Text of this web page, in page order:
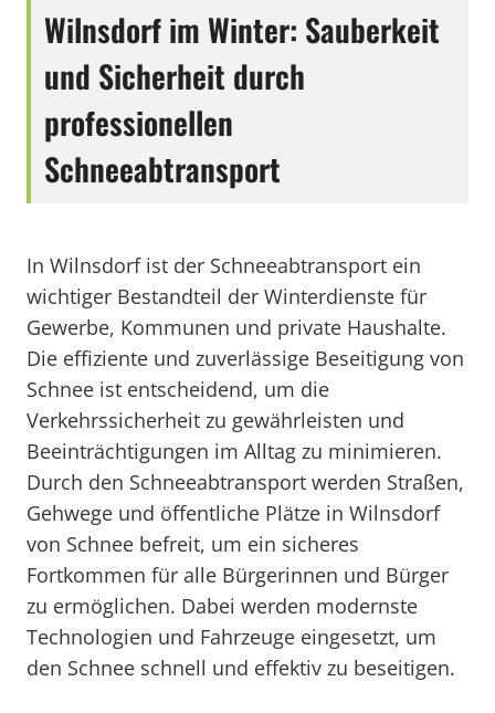
Wilnsdorf im Winter: Sauberkeit
und Sicherheit durch
professionellen
Schneeabtransport
In Wilnsdorf ist der Schneeabtransport ein
wichtiger Bestandteil der Winterdienste für
Gewerbe, Kommunen und private Haushalte.
Die effiziente und zuverlässige Beseitigung von
Schnee ist entscheidend, um die
Verkehrssicherheit zu gewährleisten und
Beeinträchtigungen im Alltag zu minimieren.
Durch den Schneeabtransport werden Straßen,
Gehwege und öffentliche Plätze in Wilnsdorf
von Schnee befreit, um ein sicheres
Fortkommen für alle Bürgerinnen und Bürger
zu ermöglichen. Dabei werden modernste
Technologien und Fahrzeuge eingesetzt, um
den Schnee schnell und effektiv zu beseitigen.